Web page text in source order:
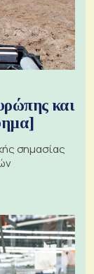
και
σημασίας